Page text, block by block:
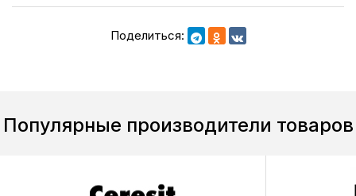
Поделиться:
Популярные производители товаров